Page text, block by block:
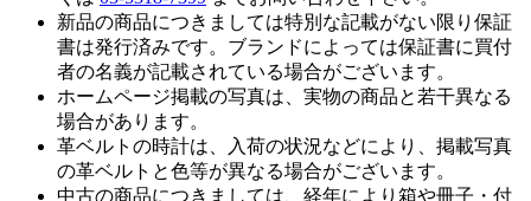
新品の商品につきましては特別な記載がない限り保証
書は発行済みです。ブランドによっては保証書に買付
者の名義が記載されている場合がございます。
ホームページ掲載の写真は、実物の商品と若干異なる
場合があります。
革ベルトの時計は、入荷の状況などにより、掲載写真
の革ベルトと色等が異なる場合がございます。
中古の商品につきましては、経年により箱や冊子・付